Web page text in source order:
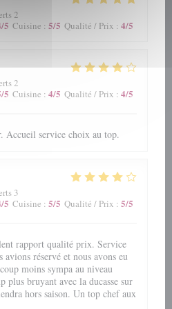
2
/5 Cuisine : 5/5 Qualité / Prix : 4/5
2
/5 Cuisine : 4/5 Qualité / Prix : 4/5
Accueil service choix au top.
3
/5 Cuisine : 5/5 Qualité / Prix : 5/5
rapport qualité prix. Service
réservé et nous avons eu
moins sympa au niveau
plus bruyant avec la ducasse sur
hors saison. Un top chef aux